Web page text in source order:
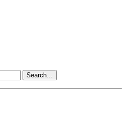
Search…